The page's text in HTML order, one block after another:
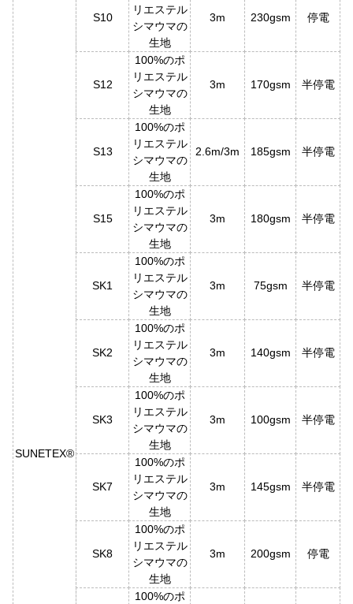
SUNETEX®
S10
リエステル
シマウマの
生地
3m 230gsm 停電
S12
100%のポ
リエステル
シマウマの
生地
3m 170gsm 半停電
S13
100%のポ
リエステル
シマウマの
生地
2.6m/3m 185gsm 半停電
S15
100%のポ
リエステル
シマウマの
生地
3m 180gsm 半停電
SK1
100%のポ
リエステル
シマウマの
生地
3m 75gsm 半停電
SK2
100%のポ
リエステル
シマウマの
生地
3m 140gsm 半停電
SK3
100%のポ
リエステル
シマウマの
生地
3m 100gsm 半停電
SK7
100%のポ
リエステル
シマウマの
生地
3m 145gsm 半停電
SK8
100%のポ
リエステル
シマウマの
生地
3m 200gsm 停電
100%のポ